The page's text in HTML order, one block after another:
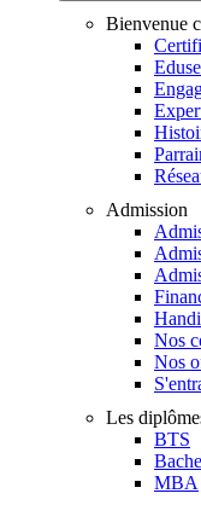
Bienvenue
Admission
Nos
Nos
Les
BTS
MBA